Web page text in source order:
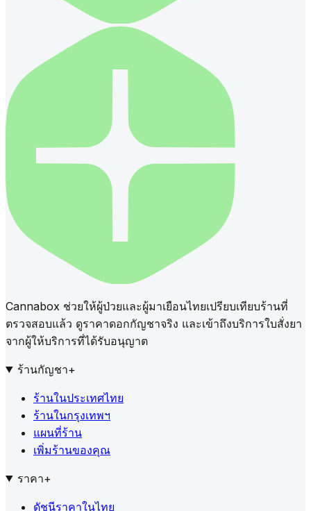
Cannabox ช่วยให้ผู้ป่วยและผู้มาเยือนไทยเปรียบเทียบร้านที่
ตรวจสอบแล้ว ดูราคาดอกกัญชาจริง และเข้าถึงบริการใบสั่งยา
จากผู้ให้บริการที่ได้รับอนุญาต
ร้านกัญชา+
ร้านในประเทศไทย
ร้านในกรุงเทพฯ
แผนที่ร้าน
เพิ่มร้านของคุณ
ราคา+
ดัชนีราคาในไทย